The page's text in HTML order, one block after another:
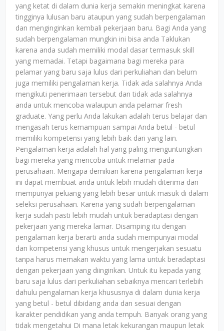
yang ketat di dalam dunia kerja semakin meningkat karena
tingginya lulusan baru ataupun yang sudah berpengalaman
dan menginginkan kembali pekerjaan baru. Bagi Anda yang
sudah berpengalaman mungkin ini bisa anda Taklukan
karena anda sudah memiliki modal dasar termasuk skill
yang memadai. Tetapi bagaimana bagi mereka para
pelamar yang baru saja lulus dari perkuliahan dan belum
juga memiliki pengalaman kerja. Tidak ada salahnya Anda
mengikuti penerimaan tersebut dan tidak ada salahnya
anda untuk mencoba walaupun anda pelamar fresh
graduate. Yang perlu Anda lakukan adalah terus belajar dan
mengasah terus kemampuan sampai Anda betul - betul
memiliki kompetensi yang lebih baik dari yang lain.
Pengalaman kerja adalah hal yang paling menguntungkan
bagi mereka yang mencoba untuk melamar pada
perusahaan. Mengapa demikian karena pengalaman kerja
ini dapat membuat anda untuk lebih mudah diterima dan
mempunyai peluang yang lebih besar untuk masuk di dalam
seleksi perusahaan. Karena yang sudah berpengalaman
kerja sudah pasti lebih mudah untuk beradaptasi dengan
pekerjaan yang mereka lamar. Disamping itu dengan
pengalaman kerja berarti anda sudah mempunyai modal
dan kompetensi yang khusus untuk mengerjakan sesuatu
tanpa harus memakan waktu yang lama untuk beradaptasi
dengan pekerjaan yang diinginkan. Untuk itu kepada yang
baru saja lulus dari perkuliahan sebaiknya mencari terlebih
dahulu pengalaman kerja khususnya di dalam dunia kerja
yang betul - betul dibidang anda dan sesuai dengan
karakter pendidikan yang anda tempuh. Banyak orang yang
tidak mengetahui Di mana letak kekurangan maupun letak